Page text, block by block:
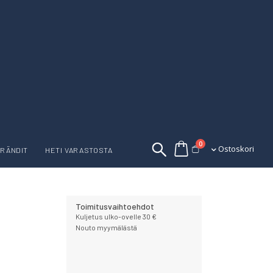
Ostoskori
0tuotettaOstoskori
HETI VARASTOSTA
Toimitusvaihtoehdot
Kuljetus ulko-ovelle 30 €
Nouto myymälästä